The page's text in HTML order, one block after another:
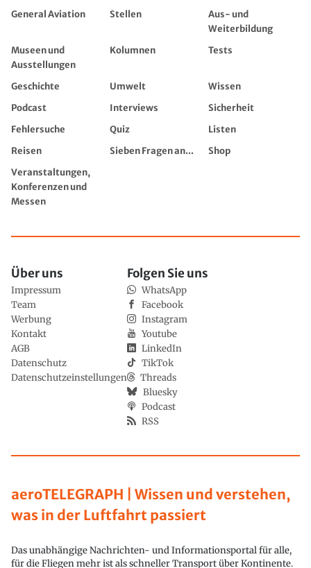
General Aviation
Stellen
Aus- und
Weiterbildung
Museen und
Ausstellungen
Kolumnen Tests
Geschichte Umwelt
Wissen
Podcast
Interviews
Sicherheit
Fehlersuche
Quiz
Listen
Reisen
Sieben Fragen an...
Shop
Veranstaltungen,
Konferenzen und
Messen
aeroTELEGRAPH | Wissen und verstehen,
was in der Luftfahrt passiert
Das unabhängige Nachrichten- und Informationsportal für alle,
für die Fliegen mehr ist als schneller Transport über Kontinente.
Über uns
Impressum
Team
Werbung
Kontakt
AGB
Datenschutz
Datenschutzeinstellungen
Folgen Sie uns
WhatsApp
Facebook
Instagram
Youtube
LinkedIn
TikTok
Threads
Bluesky
Podcast
RSS